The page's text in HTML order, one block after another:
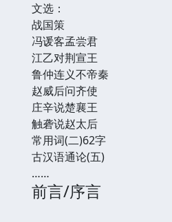
文选：
战国策
冯谖客孟尝君
江乙对荆宣王
鲁仲连义不帝秦
赵威后问齐使
庄辛说楚襄王
触砻说赵太后
常用词(二)62字
古汉语通论(五)
……
前言/序言